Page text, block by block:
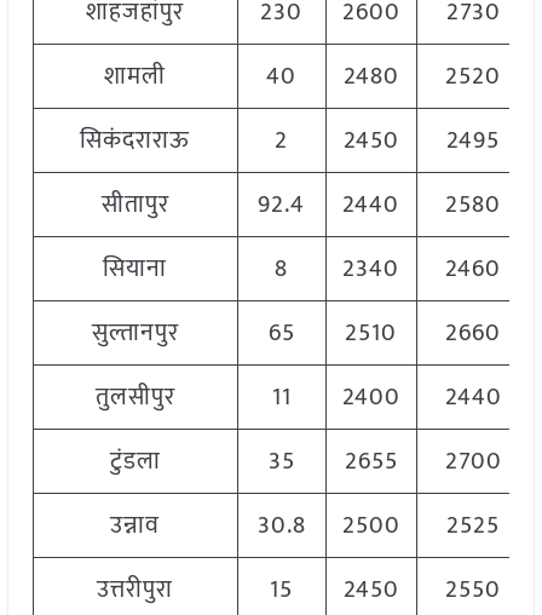
शाहजहांपुर
230 2600
2730
शामली
40 2480
2520
सिकंदराराऊ
2 2450
2495
सीतापुर
92.4 2440
2580
सियाना
8 2340
2460
सुल्तानपुर
65 2510
2660
तुलसीपुर
11 2400
2440
टुंडला
35 2655
2700
उन्नाव
30.8 2500
2525
उत्तरीपुरा
15 2450
2550